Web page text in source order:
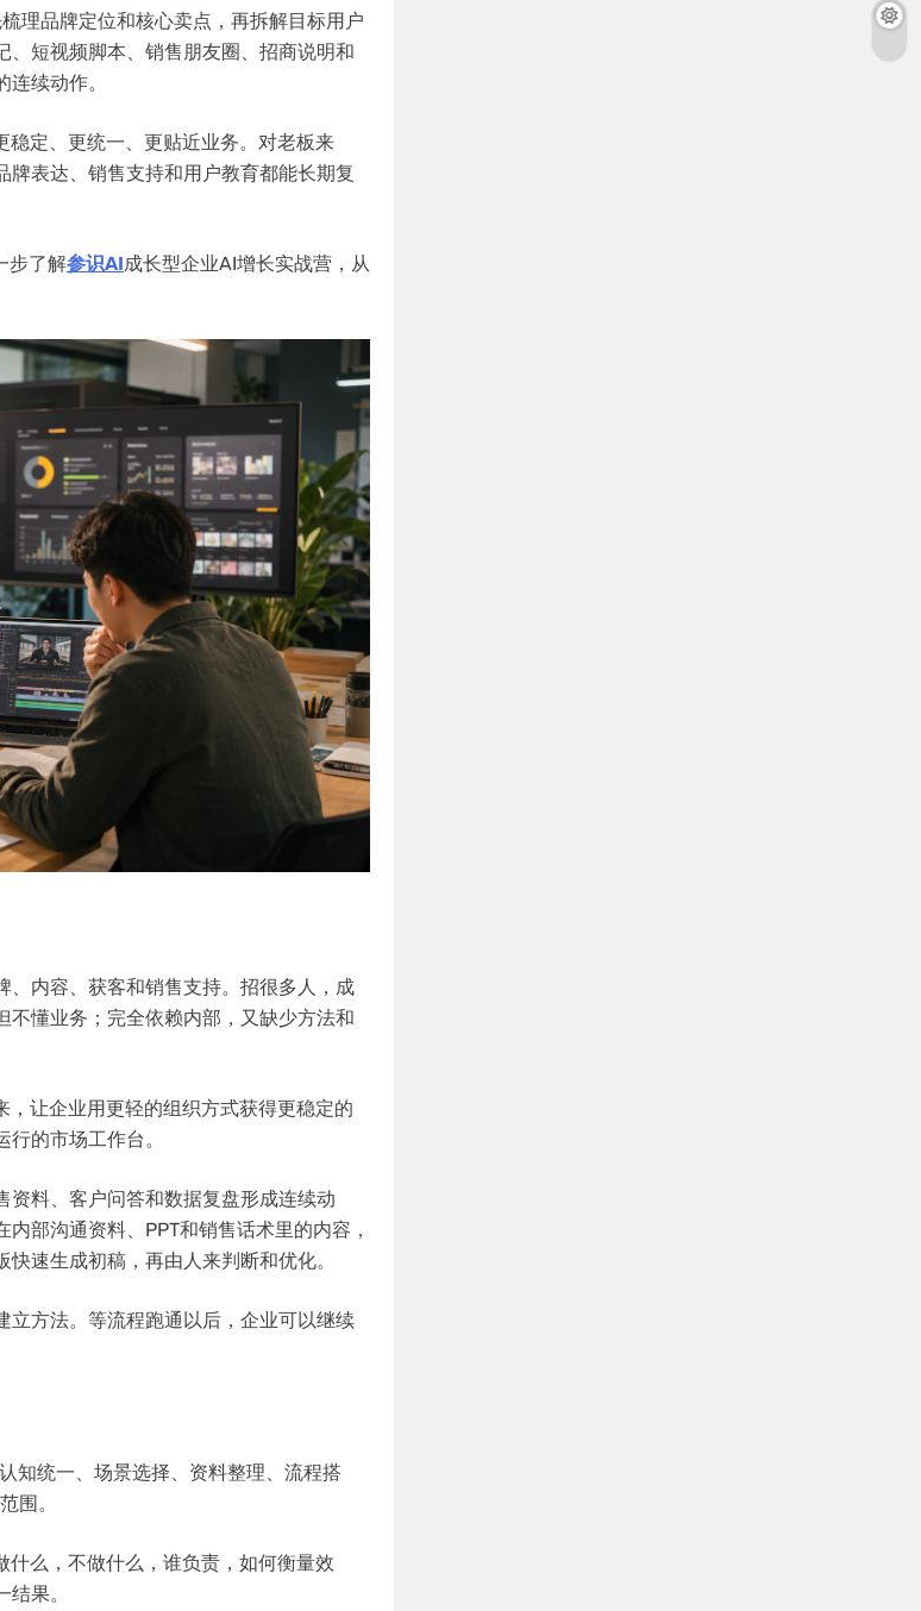
理品牌定位和核心卖点，再拆解目标用户
短视频脚本、销售朋友圈、招商说明和
续动作。
定、更统一、更贴近业务。对老板来
表达、销售支持和用户教育都能长期复
步了解参识AI成长型企业AI增长实战营，从
、内容、获客和销售支持。招很多人，成
懂业务；完全依赖内部，又缺少方法和
让企业用更轻的组织方式获得更稳定的
的市场工作台。
资料、客户问答和数据复盘形成连续动
部沟通资料、PPT和销售话术里的内容，
速生成初稿，再由人来判断和优化。
立方法。等流程跑通以后，企业可以继续
知统一、场景选择、资料整理、流程搭
围。
么，不做什么，谁负责，如何衡量效
果。